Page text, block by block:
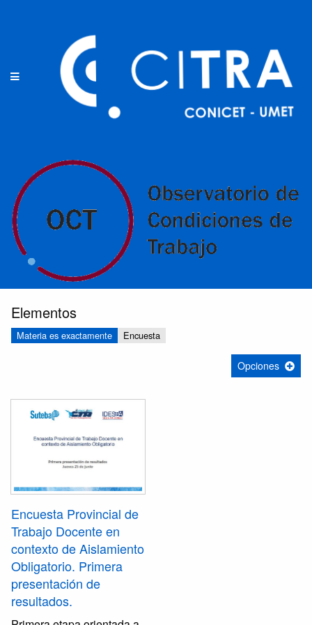
Elementos
Materia es exactamente Encuesta
Opciones
Encuesta Provincial de
Trabajo Docente en
contexto de Aislamiento
Obligatorio. Primera
presentación de
resultados.